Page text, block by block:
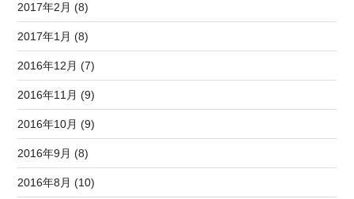
2017年2月 (8)
2017年1月 (8)
2016年12月 (7)
2016年11月 (9)
2016年10月 (9)
2016年9月 (8)
2016年8月 (10)